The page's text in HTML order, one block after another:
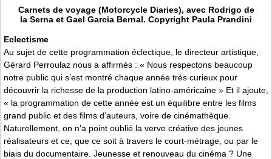
Carnets de voyage (Motorcycle Diaries), avec Rodrigo de
la Serna et Gael Garcia Bernal. Copyright Paula Prandini
Eclectisme
Au sujet de cette programmation éclectique, le directeur artistique,
Gérard Perroulaz nous a affirmés : « Nous respectons beaucoup
notre public qui s’est montré chaque année très curieux pour
découvrir la richesse de la production latino-américaine » Et il ajoute,
« la programmation de cette année est un équilibre entre les films
grand public et des films d’auteurs, voire de cinémathèque.
Naturellement, on n’a point oublié la verve créative des jeunes
réalisateurs et ce, que ce soit à travers le court-métrage, ou par le
biais du documentaire. Jeunesse et renouveau du cinéma ? Une